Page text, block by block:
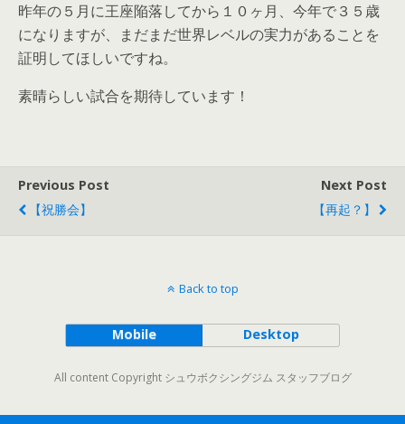
昨年の５月に王座陥落してから１０ヶ月、今年で３５歳
になりますが、まだまだ世界レベルの実力があることを
証明してほしいですね。
素晴らしい試合を期待しています！
Previous Post
【祝勝会】
Next Post
【再起？】
Back to top
Mobile Desktop
All content Copyright シュウボクシングジム スタッフブログ